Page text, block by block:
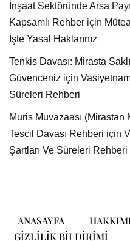
İnşaat Sektöründe Arsa
Kapsamlı Rehber için
İşte Yasal Haklarınız
Tenkis Davası: Mirasta
Güvenceniz için
Süreleri Rehberi
Muris Muvazaası (Mirastan
Tescil Davası Rehberi için
Şartları Ve Süreleri Rehberi
ANASAYFA
GIZLILIK BILDIRIMI